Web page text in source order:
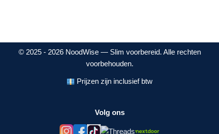
© 2025 - 2026 NoodWise — Slim voorbereid. Alle rechten
voorbehouden.
Prijzen zijn inclusief btw
Volg ons